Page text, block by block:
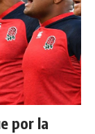
por la